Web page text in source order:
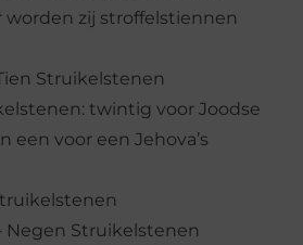
worden zij stroffelstiennen
Struikelstenen
twintig voor Joodse
een voor een Jehova’s
Negen Struikelstenen